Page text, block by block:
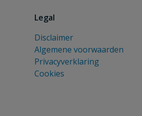
Legal
Disclaimer
Algemene voorwaarden
Privacyverklaring
Cookies